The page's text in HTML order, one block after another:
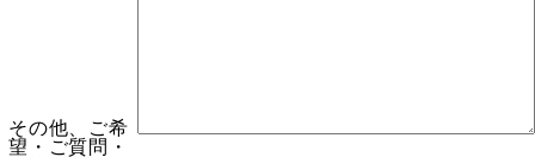
その他、ご希
望・ご質問・